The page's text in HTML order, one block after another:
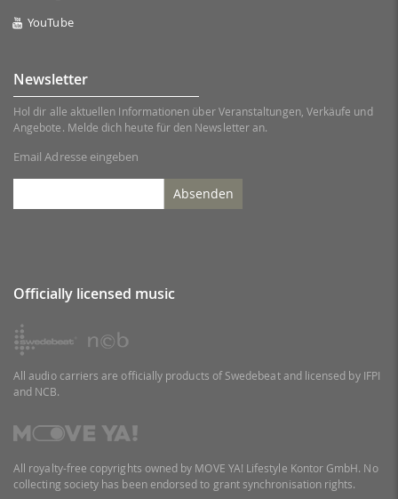
YouTube
Newsletter
Hol dir alle aktuellen Informationen über Veranstaltungen, Verkäufe und
Angebote. Melde dich heute für den Newsletter an.
Email Adresse eingeben
Absenden
Officially licensed music
All audio carriers are officially products of Swedebeat and licensed by IFPI
and NCB.
All royalty-free copyrights owned by MOVE YA! Lifestyle Kontor GmbH. No
collecting society has been endorsed to grant synchronisation rights.